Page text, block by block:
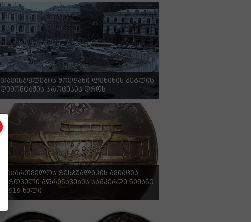
თავისუფლების მოედანი ლენინის ძეგლის
დემონტაჟის პროცესის დროს
"საქართველოს რესპუბლიკის ავიაცია"
ქართველი მფრინავების სამკერდე ნიშანი
- 1919 წელი